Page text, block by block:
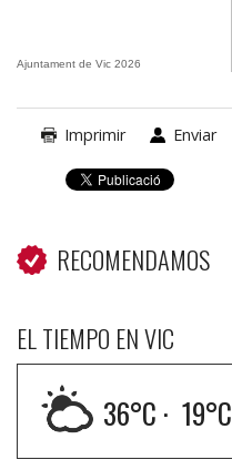
Ajuntament de Vic 2026
Imprimir Enviar
RECOMENDAMOS
EL TIEMPO EN VIC
36°C · 19°C